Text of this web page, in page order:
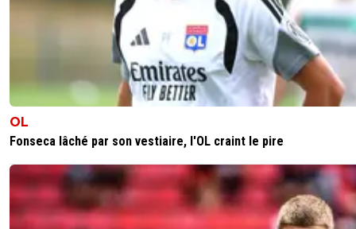
OL
Fonseca lâché par son vestiaire, l'OL craint le pire